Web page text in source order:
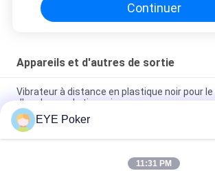
Continuer
Appareils et d'autres de sortie
Vibrateur à distance en plastique noir pour
d'analyseur de tisonnier
Écouteur sans fil du plastique un à un pour le
d'analyseur de tisonnier dans la fraude de jeu
EYE Poker
11:31 PM